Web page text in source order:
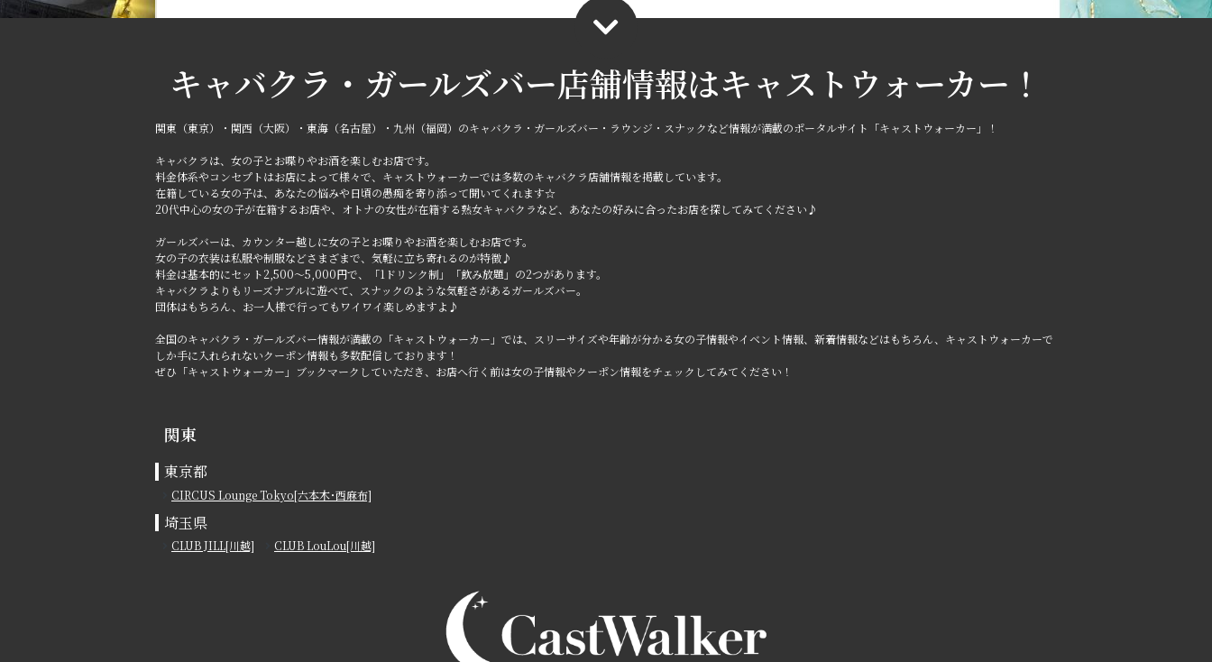
キャバクラ・ガールズバー店舗情報はキャストウォーカー！
関東（東京）・関西（大阪）・東海（名古屋）・九州（福岡）のキャバクラ・ガールズバー・ラウンジ・スナックなど情報が満載のポータルサイト「キャストウォーカー」！
キャバクラは、女の子とお喋りやお酒を楽しむお店です。
料金体系やコンセプトはお店によって様々で、キャストウォーカーでは多数のキャバクラ店舗情報を掲載しています。
在籍している女の子は、あなたの悩みや日頃の愚痴を寄り添って聞いてくれます☆
20代中心の女の子が在籍するお店や、オトナの女性が在籍する熟女キャバクラなど、あなたの好みに合ったお店を探してみてください♪
ガールズバーは、カウンター越しに女の子とお喋りやお酒を楽しむお店です。
女の子の衣装は私服や制服などさまざまで、気軽に立ち寄れるのが特徴♪
料金は基本的にセット2,500～5,000円で、「1ドリンク制」「飲み放題」の2つがあります。
キャバクラよりもリーズナブルに遊べて、スナックのような気軽さがあるガールズバー。
団体はもちろん、お一人様で行ってもワイワイ楽しめますよ♪
全国のキャバクラ・ガールズバー情報が満載の「キャストウォーカー」では、スリーサイズや年齢が分かる女の子情報やイベント情報、新着情報などはもちろん、キャストウォーカーで
しか手に入れられないクーポン情報も多数配信しております！
ぜひ「キャストウォーカー」ブックマークしていただき、お店へ行く前は女の子情報やクーポン情報をチェックしてみてください！
関東
東京都
CIRCUS Lounge Tokyo[六本木･西麻布]
埼玉県
CLUB JILL[川越] CLUB LouLou[川越]